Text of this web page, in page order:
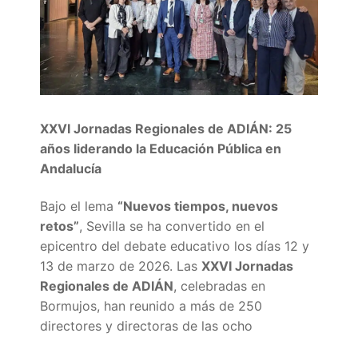
Inicio
Quiénes somos
Delegaciones
Adián Cádiz
Adián Granada
Adián Huelva
Adián Jaén
Adián Málaga
Enlaces
FEDADi
Normativa ADIDE
Aula Virtual de Formación del Profesorado
Portal AVERROES
Hazte Socio
XXVI Jornadas Regionales de ADIÁN: 25
años liderando la Educación Pública en
Andalucía
Bajo el lema “Nuevos tiempos, nuevos
retos”, Sevilla se ha convertido en el
epicentro del debate educativo los días 12 y
13 de marzo de 2026. Las XXVI Jornadas
Regionales de ADIÁN, celebradas en
Bormujos, han reunido a más de 250
directores y directoras de las ocho